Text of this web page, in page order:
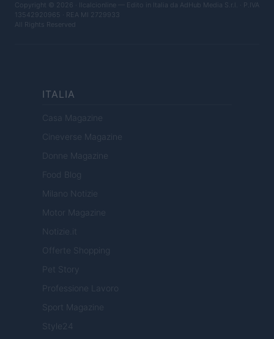
Copyright © 2026 · Ilcalcionline — Edito in Italia da AdHub Media S.r.l. · P.IVA
13542920965 · REA MI 2729933
All Rights Reserved
ITALIA
Casa Magazine
Cineverse Magazine
Donne Magazine
Food Blog
Milano Notizie
Motor Magazine
Notizie.it
Offerte Shopping
Pet Story
Professione Lavoro
Sport Magazine
Style24